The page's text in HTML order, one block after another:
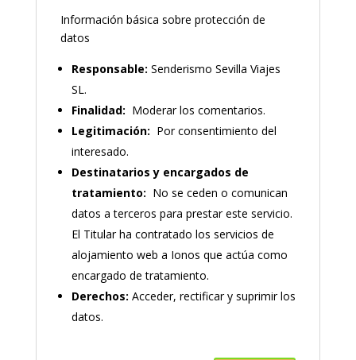
Información básica sobre protección de
datos
Responsable: Senderismo Sevilla Viajes
SL.
Finalidad: Moderar los comentarios.
Legitimación: Por consentimiento del
interesado.
Destinatarios y encargados de
tratamiento: No se ceden o comunican
datos a terceros para prestar este servicio.
El Titular ha contratado los servicios de
alojamiento web a Ionos que actúa como
encargado de tratamiento.
Derechos: Acceder, rectificar y suprimir los
datos.